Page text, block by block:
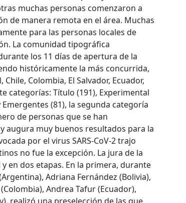
muchas personas comenzaron a
de manera remota en el área. Muchas
para las personas locales de
La comunidad tipográfica
los 11 días de apertura de la
históricamente la más concurrida,
Colombia, El Salvador, Ecuador,
categorías: Título (191), Experimental
(81), la segunda categoría
de personas que se han
augura muy buenos resultados para la
por el virus SARS-CoV-2 trajo
no fue la excepción. La jura de la
en dos etapas. En la primera, durante
Adriana Fernández (Bolivia),
Andrea Tafur (Ecuador),